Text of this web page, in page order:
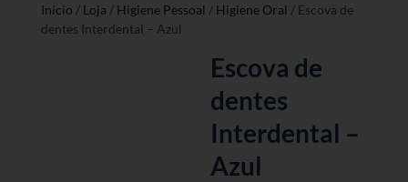
Início / Loja / Higiene Pessoal / Higiene Oral / Escova de
dentes Interdental – Azul
Escova de
dentes
Interdental –
Azul